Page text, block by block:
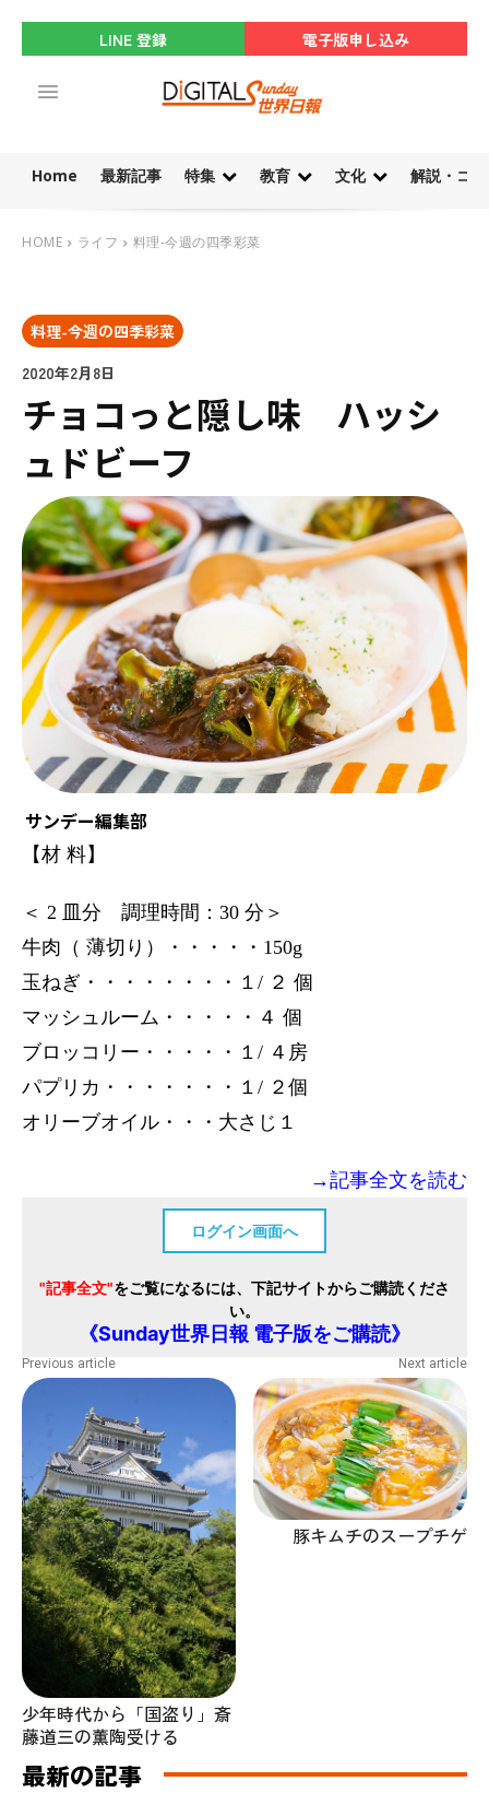
LINE 登録 電子版申し込み
Home 最新記事 特集 教育 文化 解説・コ
HOME ライフ 料理-今週の四季彩菜
料理-今週の四季彩菜
2020年2月8日
チョコっと隠し味 ハッシ
ュドビーフ
サンデー編集部
【材 料】
＜ 2 皿分 調理時間：30 分＞
牛肉（ 薄切り）・・・・・150g
玉ねぎ・・・・・・・・１/ ２ 個
マッシュルーム・・・・・４ 個
ブロッコリー・・・・・１/ ４房
パプリカ・・・・・・・１/ ２個
オリーブオイル・・・大さじ１
→記事全文を読む
ログイン画面へ
"記事全文"をご覧になるには、下記サイトからご購読くださ
い。
《Sunday世界日報 電子版をご購読》
Previous article
少年時代から「国盗り」斎
藤道三の薫陶受ける
Next article
豚キムチのスープチゲ
最新の記事